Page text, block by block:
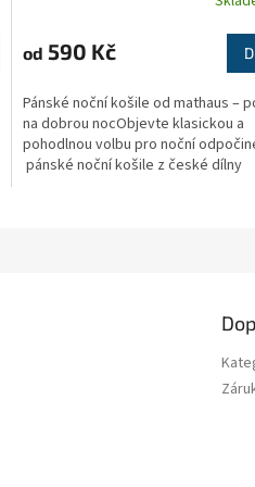
od 590 Kč
Pánské noční košile od mathaus –
na dobrou nocObjevte klasickou a
pohodlnou volbu pro noční
pánské noční košile z české dílny